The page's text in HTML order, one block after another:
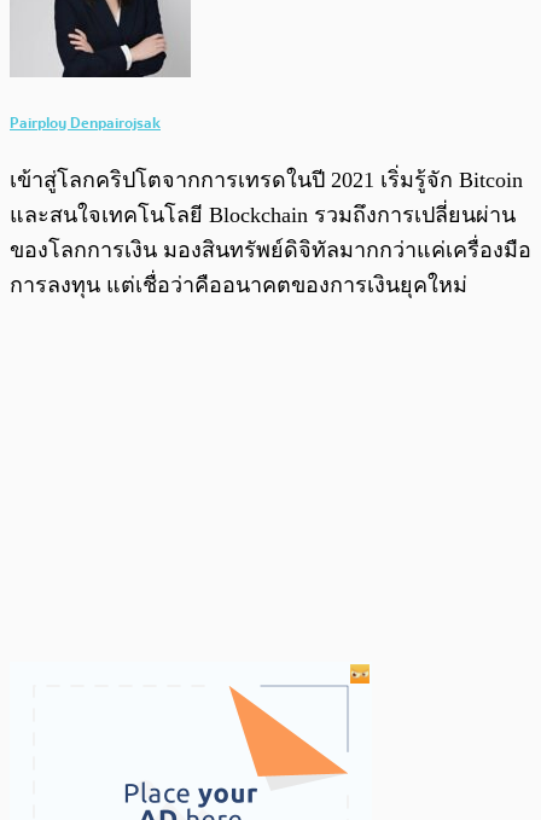
Pairploy Denpairojsak
เข้าสู่โลกคริปโตจากการเทรดในปี 2021 เริ่มรู้จัก Bitcoin
และสนใจเทคโนโลยี Blockchain รวมถึงการเปลี่ยนผ่าน
ของโลกการเงิน มองสินทรัพย์ดิจิทัลมากกว่าแค่เครื่องมือ
การลงทุน แต่เชื่อว่าคืออนาคตของการเงินยุคใหม่